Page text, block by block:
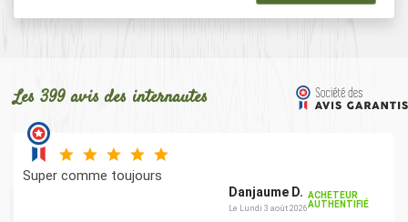
Les 399 avis des internautes
Super comme toujours
Danjaume D.
Le Lundi 3 août 2026
ACHETEUR
AUTHENTIFIÉ